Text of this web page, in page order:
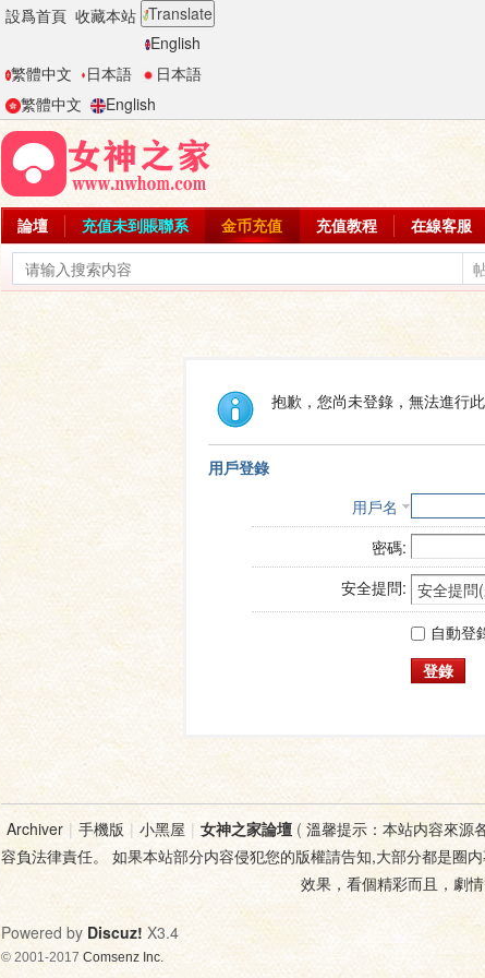
設爲首頁 收藏本站 Translate
English
繁體中文
日本語
日本語
繁體中文
English
論壇 充值未到賬聯系 金币充值 充值教程 在線客服
抱歉，您尚未登錄，無法進行
用戶登錄
用戶名
密碼:
安全提問:
自動登
登錄
Archiver | 手機版 | 小黑屋 | 女神之家論壇( 溫馨提示：本站内容來源
容負法律責任。 如果本站部分内容侵犯您的版權請告知,大部分都是圈
效果，看個精彩而且，劇
Powered by Discuz! X3.4
© 2001-2017 Comsenz Inc.